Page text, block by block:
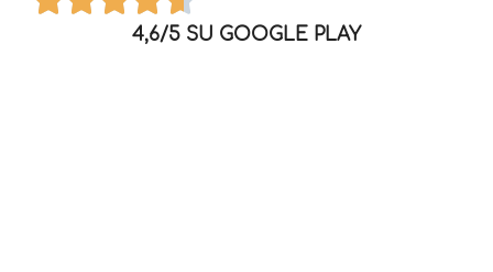
4,6/5 SU GOOGLE PLAY